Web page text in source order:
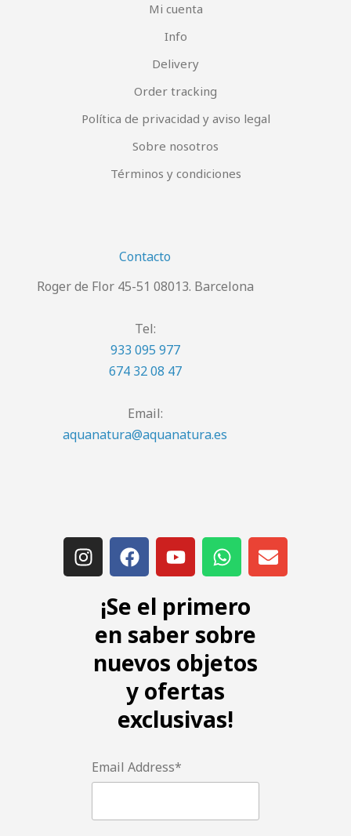
Mi cuenta
Info
Delivery
Order tracking
Política de privacidad y aviso legal
Sobre nosotros
Términos y condiciones
Contacto
Roger de Flor 45-51 08013. Barcelona
Tel:
933 095 977
674 32 08 47
Email:
aquanatura@aquanatura.es
¡Se el primero
en saber sobre
nuevos objetos
y ofertas
exclusivas!
Email Address*